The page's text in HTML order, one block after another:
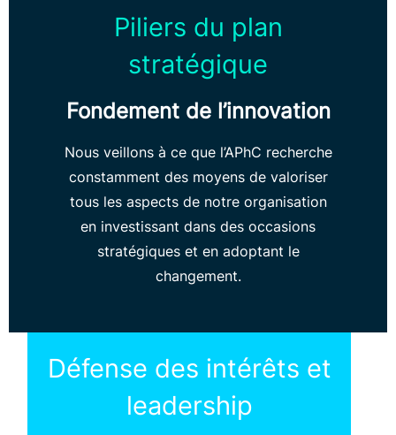
Piliers du plan
stratégique
Fondement de l’innovation
Nous veillons à ce que l’APhC recherche
constamment des moyens de valoriser
tous les aspects de notre organisation
en investissant dans des occasions
stratégiques et en adoptant le
changement.
Défense des intérêts et
leadership